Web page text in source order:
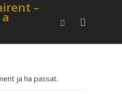
ja ha passat.